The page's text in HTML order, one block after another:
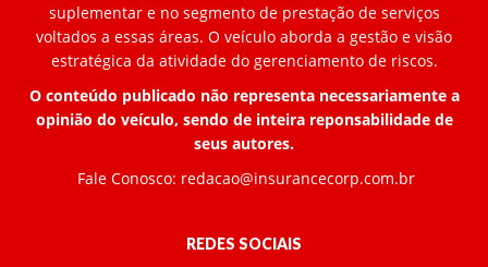
suplementar e no segmento de prestação de serviços
voltados a essas áreas. O veículo aborda a gestão e visão
estratégica da atividade do gerenciamento de riscos.
O conteúdo publicado não representa necessariamente a
opinião do veículo, sendo de inteira reponsabilidade de
seus autores.
Fale Conosco: redacao@insurancecorp.com.br
REDES SOCIAIS